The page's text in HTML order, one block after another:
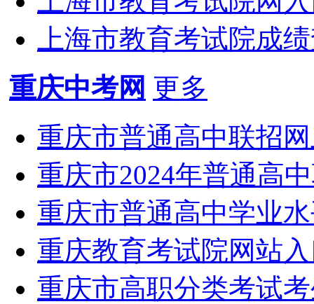
上海市教育考试院成
重庆中考网 更多
重庆市普通高中联招
重庆市2024年普通高
重庆市普通高中学业
重庆教育考试院网站
重庆市高职分类考试